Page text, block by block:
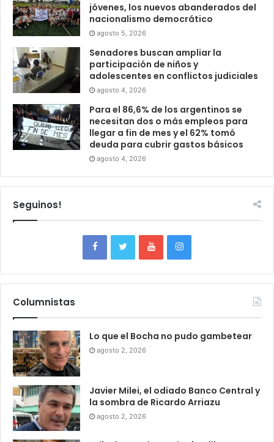
jóvenes, los nuevos abanderados del
nacionalismo democrático
agosto 5, 2026
Senadores buscan ampliar la
participación de niños y
adolescentes en conflictos judiciales
agosto 4, 2026
Para el 86,6% de los argentinos se
necesitan dos o más empleos para
llegar a fin de mes y el 62% tomó
deuda para cubrir gastos básicos
agosto 4, 2026
Seguinos!
Columnistas
Lo que el Bocha no pudo gambetear
agosto 2, 2026
Javier Milei, el odiado Banco Central y
la sombra de Ricardo Arriazu
agosto 2, 2026